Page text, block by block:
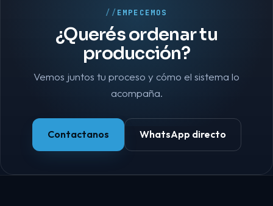
EMPECEMOS
¿Querés ordenar tu
producción?
Vemos juntos tu proceso y cómo el sistema lo
acompaña.
Contactanos WhatsApp directo